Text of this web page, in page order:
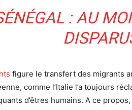
: AU
figure le transfert des migrants
comme l’Italie l’a toujours
d’êtres humains. A ce